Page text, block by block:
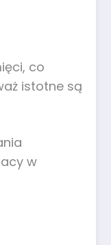
co
istotne są
w